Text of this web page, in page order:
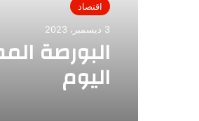
اقتصاد
3 ديسمبر، 2023
البورصة
اليوم